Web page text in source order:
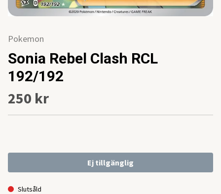
Pokemon
Sonia Rebel Clash RCL
192/192
250 kr
Ej tillgänglig
Slutsåld